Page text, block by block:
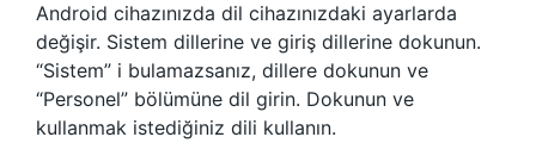
Android cihazınızda dil cihazınızdaki ayarlarda
değişir. Sistem dillerine ve giriş dillerine dokunun.
“Sistem” i bulamazsanız, dillere dokunun ve
“Personel” bölümüne dil girin. Dokunun ve
kullanmak istediğiniz dili kullanın.